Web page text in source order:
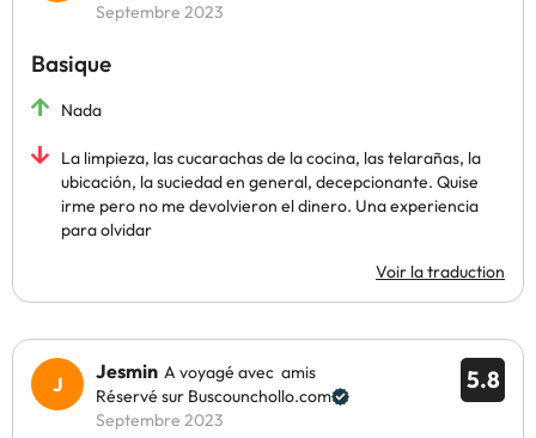
Septembre 2023
Basique
Nada
La limpieza, las cucarachas de la cocina, las telarañas, la
ubicación, la suciedad en general, decepcionante. Quise
irme pero no me devolvieron el dinero. Una experiencia
para olvidar
Voir la traduction
5.8
Jesmin A voyagé avec amis
Réservé sur Buscounchollo.com
Septembre 2023